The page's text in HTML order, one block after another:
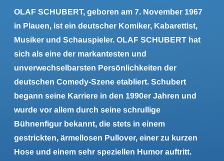
OLAF SCHUBERT, geboren am 7. November 1967
in Plauen, ist ein deutscher Komiker, Kabarettist,
Musiker und Schauspieler. OLAF SCHUBERT hat
sich als eine der markantesten und
unverwechselbarsten Persönlichkeiten der
deutschen Comedy-Szene etabliert. Schubert
begann seine Karriere in den 1990er Jahren und
wurde vor allem durch seine schrullige
Bühnenfigur bekannt, die stets in einem
gestrickten, ärmellosen Pullover, einer zu kurzen
Hose und einem sehr speziellen Humor auftritt.